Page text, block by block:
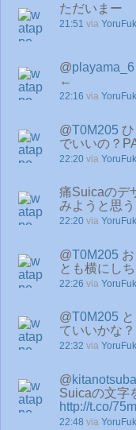
ただいまー
21:51 via
@playama_6
←
22:16 via
@T0M205
でいいの？
22:20 via
痛Suicaのデ
みようと思う
22:20 via
@T0M205
とも横にし
22:26 via
@T0M205
ていいかな？
22:32 via
@
Suicaの文字
http://t.co/
22:48 via